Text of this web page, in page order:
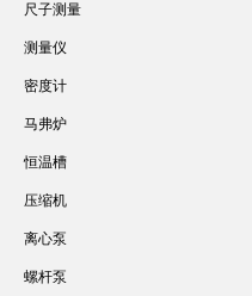
尺子测量
测量仪
密度计
马弗炉
恒温槽
压缩机
离心泵
螺杆泵